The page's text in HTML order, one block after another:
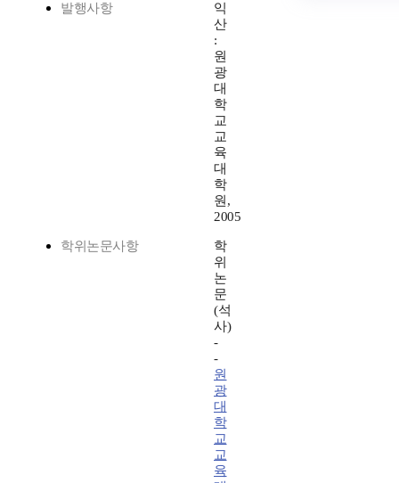
발행사항
익
산
:
원
광
대
학
교
교
육
대
학
원,
2005
학위논문사항
학
위
논
문
(석
사)
-
-
원
광
대
학
교
교
육